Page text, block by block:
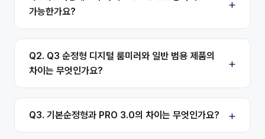
가능한가요?
Q2. Q3 순정형 디지털 룸미러와 일반 범용 제품의
차이는 무엇인가요?
Q3. 기본순정형과 PRO 3.0의 차이는 무엇인가요?